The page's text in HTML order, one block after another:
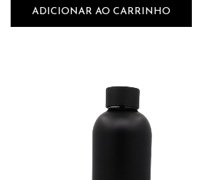
ADICIONAR AO CARRINHO